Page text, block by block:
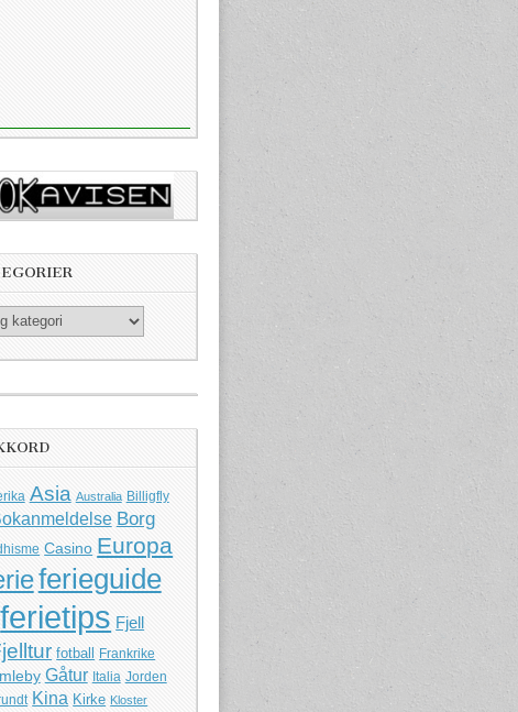
Asia Australia Billigfly
Borg
Casino Europa
ferieguide
ferietips Fjell
fotball Frankrike
Gåtur Italia Jorden
Kina Kirke Kloster